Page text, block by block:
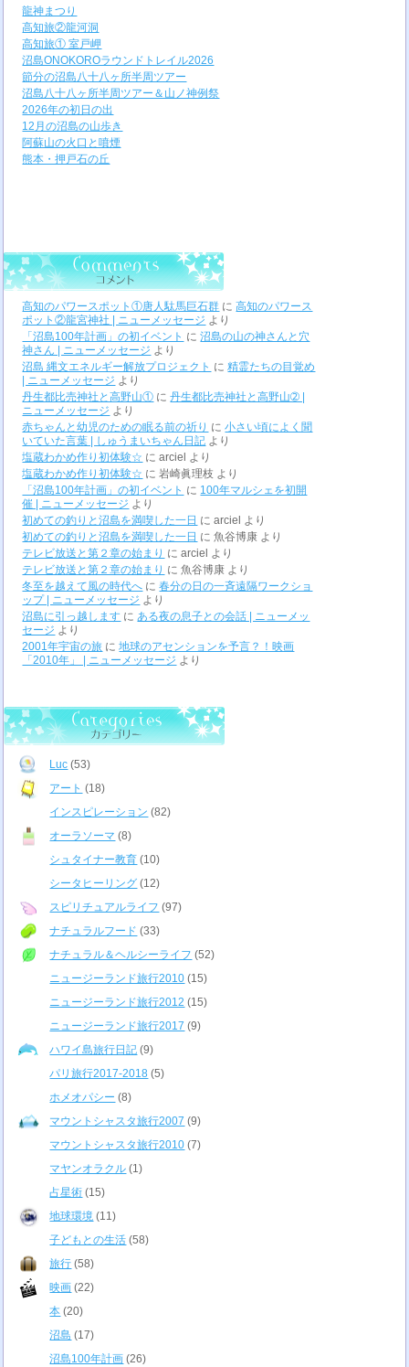
龍神まつり
高知旅②龍河洞
高知旅① 室戸岬
沼島ONOKOROラウンドトレイル2026
節分の沼島八十八ヶ所半周ツアー
沼島八十八ヶ所半周ツアー＆山ノ神例祭
2026年の初日の出
12月の沼島の山歩き
阿蘇山の火口と噴煙
熊本・押戸石の丘
高知のパワースポット①唐人駄馬巨石群 に高知のパワース
ポット②龍宮神社 | ニューメッセージ より
「沼島100年計画」の初イベント に沼島の山の神さんと穴
神さん | ニューメッセージ より
沼島 縄文エネルギー解放プロジェクト に精霊たちの目覚め
| ニューメッセージ より
丹生都比売神社と高野山① に丹生都比売神社と高野山➁ |
ニューメッセージ より
赤ちゃんと幼児のための眠る前の祈り に小さい頃によく聞
いていた言葉 | しゅうまいちゃん日記 より
塩蔵わかめ作り初体験☆ にarciel
より
塩蔵わかめ作り初体験☆ に岩崎眞理枝 より
「沼島100年計画」の初イベント に 100年マルシェを初開
催 | ニューメッセージ より
初めての釣りと沼島を満喫した一日 にarciel
より
初めての釣りと沼島を満喫した一日 に魚谷博康 より
テレビ放送と第２章の始まり にarciel
より
テレビ放送と第２章の始まり に魚谷博康 より
冬至を越えて風の時代へ に春分の日の一斉遠隔ワークショ
ップ | ニューメッセージ より
沼島に引っ越します に ある夜の息子との会話 | ニューメッ
セージ より
2001年宇宙の旅 に地球のアセンションを予言？！映画
「2010年」 | ニューメッセージ より
Luc (53)
アート (18)
インスピレーション (82)
オーラソーマ (8)
シュタイナー教育 (10)
シータヒーリング (12)
スピリチュアルライフ (97)
ナチュラルフード (33)
ナチュラル＆ヘルシーライフ (52)
ニュージーランド旅行2010 (15)
ニュージーランド旅行2012 (15)
ニュージーランド旅行2017 (9)
ハワイ島旅行日記 (9)
パリ旅行2017-2018 (5)
ホメオパシー (8)
マウントシャスタ旅行2007 (9)
マウントシャスタ旅行2010 (7)
マヤンオラクル (1)
占星術 (15)
地球環境 (11)
子どもとの生活 (58)
旅行 (58)
映画 (22)
本 (20)
沼島 (17)
沼島100年計画 (26)